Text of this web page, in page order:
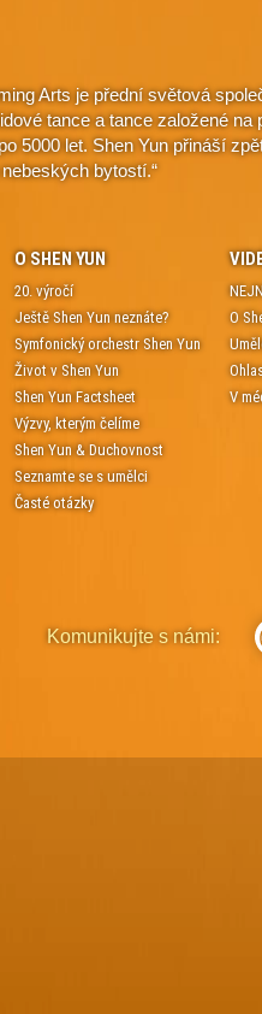
Arts je přední světová
tance a tance založené
5000 let. Shen Yun přináší
bytostí.“
O SHEN YUN
20. výročí
Ještě Shen Yun neznáte?
Symfonický orchestr Shen Yun
Život v Shen Yun
Shen Yun Factsheet
Výzvy, kterým čelíme
Shen Yun & Duchovnost
Seznamte se s umělci
Časté otázky
O
V
Komunikujte s námi: